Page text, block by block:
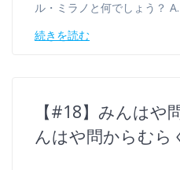
ル・ミラノと何でしょう？
続きを読む
【#18】みんはや
んはや問からむら